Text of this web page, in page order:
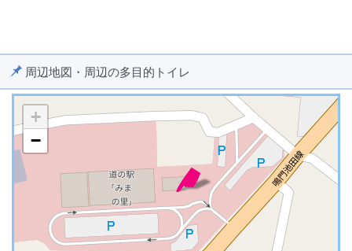
周辺地図・周辺の多目的トイレ
※ マップを検索、表示中です ※
+
−